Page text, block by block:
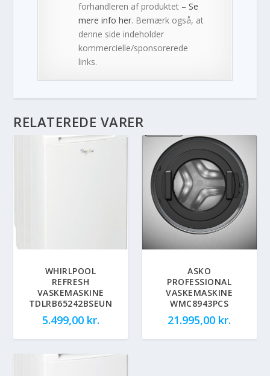
forhandleren af produktet –Se
mere info her. Bemærk også, at
denne side indeholder
kommercielle/sponsorerede
links.
RELATEREDE VARER
WHIRLPOOL
REFRESH
VASKEMASKINE
TDLRB65242BSEUN
5.499,00 kr.
ASKO
PROFESSIONAL
VASKEMASKINE
WMC8943PCS
21.995,00 kr.